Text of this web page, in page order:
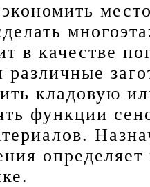
в качестве
различные
кладовую
функции